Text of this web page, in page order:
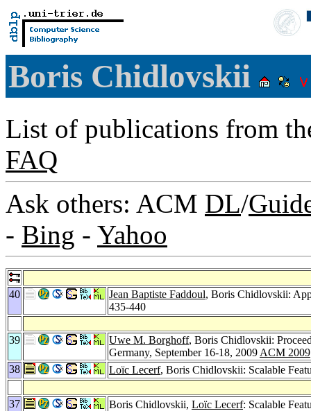
Boris Chidlovskii
List of publications from
FAQ
Ask others: ACM DL/
- Bing - Yahoo
40 Jean Baptiste Faddoul, Boris Chidlovskii:
435-440
39 Uwe M. Borghoff, Boris Chidlovskii:
Germany, September 16-18, 2009 ACM 2009
38
Loïc Lecerf, Boris Chidlovskii: Scalable
37 Boris Chidlovskii, Loïc Lecerf: Scalable